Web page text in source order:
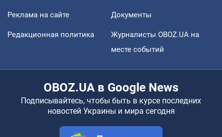
Реклама на сайте Документы
Редакционная политика
Журналисты OBOZ.UA на
месте событий
OBOZ.UA в Google News
Подписывайтесь, чтобы быть в курсе последних
новостей Украины и мира сегодня